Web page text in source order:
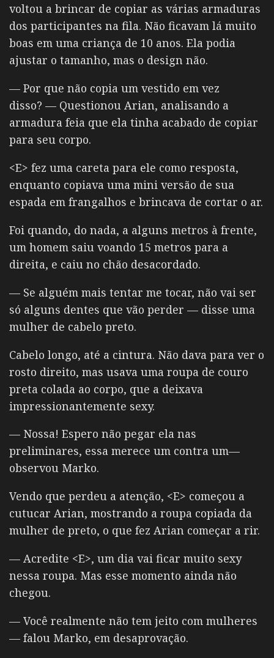
voltou a brincar de copiar as várias armaduras
dos participantes na fila. Não ficavam lá muito
boas em uma criança de 10 anos. Ela podia
ajustar o tamanho, mas o design não.
— Por que não copia um vestido em vez
disso? — Questionou Arian, analisando a
armadura feia que ela tinha acabado de copiar
para seu corpo.
<E> fez uma careta para ele como resposta,
enquanto copiava uma mini versão de sua
espada em frangalhos e brincava de cortar o ar.
Foi quando, do nada, a alguns metros à frente,
um homem saiu voando 15 metros para a
direita, e caiu no chão desacordado.
— Se alguém mais tentar me tocar, não vai ser
só alguns dentes que vão perder — disse uma
mulher de cabelo preto.
Cabelo longo, até a cintura. Não dava para ver o
rosto direito, mas usava uma roupa de couro
preta colada ao corpo, que a deixava
impressionantemente sexy.
— Nossa! Espero não pegar ela nas
preliminares, essa merece um contra um—
observou Marko.
Vendo que perdeu a atenção, <E> começou a
cutucar Arian, mostrando a roupa copiada da
mulher de preto, o que fez Arian começar a rir.
— Acredite <E>, um dia vai ficar muito sexy
nessa roupa. Mas esse momento ainda não
chegou.
— Você realmente não tem jeito com mulheres
— falou Marko, em desaprovação.